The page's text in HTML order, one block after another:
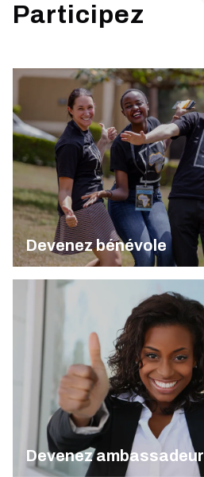
Participez
Devenez bénévole
Devenez ambassadeur